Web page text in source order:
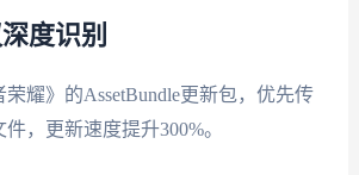
度识别
耀》的AssetBundle更新包，优先传
，更新速度提升300%。